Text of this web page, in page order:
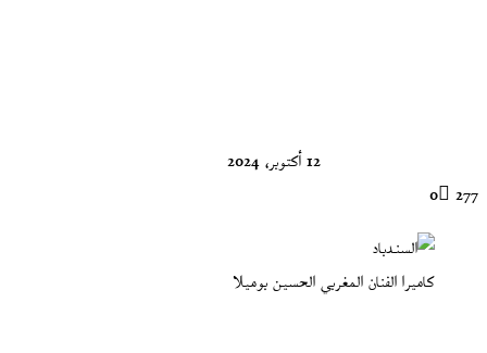
12 أكتوبر، 2024
0 277
كاميرا الفنان المغربي الحسين بوميلا